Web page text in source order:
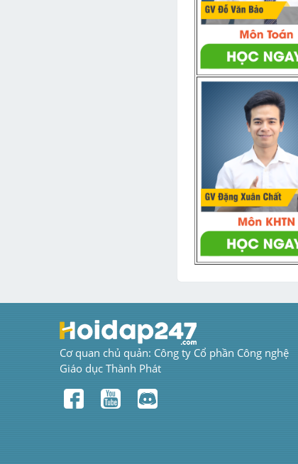
Cơ quan chủ quản: Công ty Cổ phần Công nghệ
Giáo dục Thành Phát